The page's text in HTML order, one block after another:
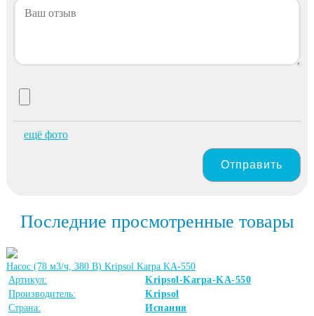
ещё фото
Отправить
Последние просмотренные товары
Насос (78 м3/ч, 380 В) Kripsol Karpa KA-550
Артикул:
Kripsol-Karpa-KA-550
Производитель:
Kripsol
Страна:
Испания